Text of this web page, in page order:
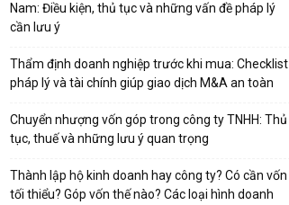
Nam: Điều kiện, thủ tục và những vấn đề pháp lý
cần lưu ý
Thẩm định doanh nghiệp trước khi mua: Checklist
pháp lý và tài chính giúp giao dịch M&A an toàn
Chuyển nhượng vốn góp trong công ty TNHH: Thủ
tục, thuế và những lưu ý quan trọng
Thành lập hộ kinh doanh hay công ty? Có cần vốn
tối thiểu? Góp vốn thế nào? Các loại hình doanh